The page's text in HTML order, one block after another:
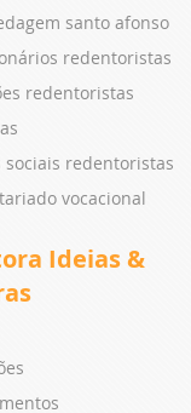
santo afonso
redentoristas
redentoristas
sociais redentoristas
vocacional
Ideias &